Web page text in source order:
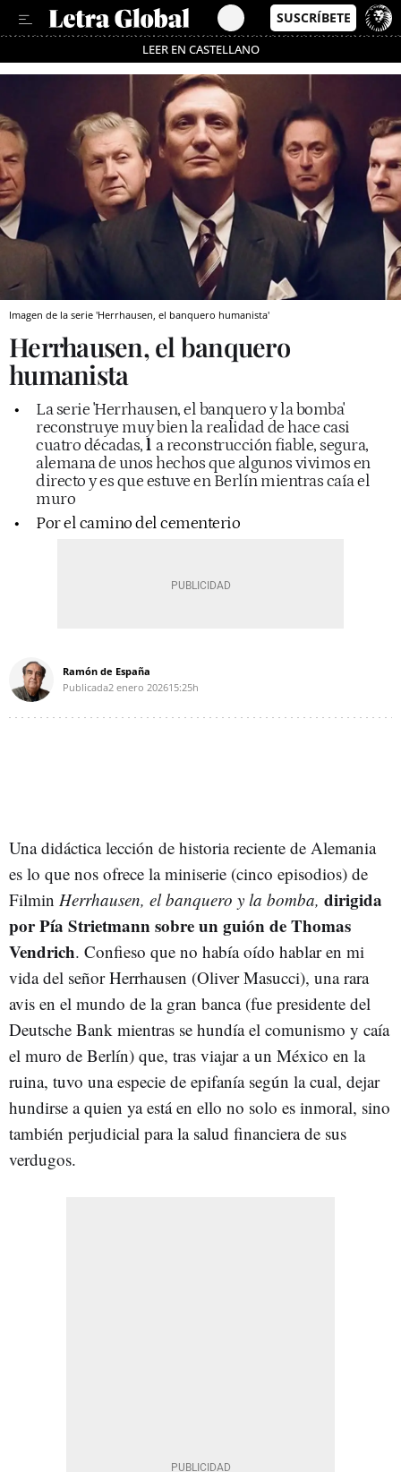
LEER EN CASTELLANO
Pásate al MODO AHORRO
Imagen de la serie 'Herrhausen, el banquero humanista'
Herrhausen, el banquero
humanista
La serie 'Herrhausen, el banquero y la bomba'
reconstruye muy bien la realidad de hace casi
cuatro décadas,l a reconstrucción fiable, segura,
alemana de unos hechos que algunos vivimos en
directo y es que estuve en Berlín mientras caía el
muro
Por el camino del cementerio
Ramón de España
Publicada2 enero 202615:25h
Una didáctica lección de historia reciente de Alemania
es lo que nos ofrece la miniserie (cinco episodios) de
Filmin Herrhausen, el banquero y la bomba, dirigida
por Pía Strietmann sobre un guión de Thomas
Vendrich. Confieso que no había oído hablar en mi
vida del señor Herrhausen (Oliver Masucci), una rara
avis en el mundo de la gran banca (fue presidente del
Deutsche Bank mientras se hundía el comunismo y caía
el muro de Berlín) que, tras viajar a un México en la
ruina, tuvo una especie de epifanía según la cual, dejar
hundirse a quien ya está en ello no solo es inmoral, sino
también perjudicial para la salud financiera de sus
verdugos.